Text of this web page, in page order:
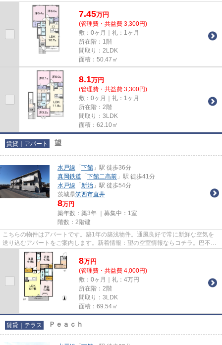
くて便利。賃貸住宅をお探しの...
7.45万円
(管理費・共益費 3,300円)
敷：0ヶ月｜礼：1ヶ月
所在階：1階
間取り：2LDK
面積：50.47㎡
8.1万円
(管理費・共益費 3,300円)
敷：0ヶ月｜礼：1ヶ月
所在階：2階
間取り：3LDK
面積：62.10㎡
賃貸｜アパート 望
水戸線 「 下館 」駅 徒歩36分
真岡鉄道 「 下館二高前 」駅 徒歩41分
水戸線 「 新治 」駅 徒歩54分
茨城県筑西市直井
8万円
築年数：築3年 ｜募集中： 1室
階数：2階建
こちらの物件はアパートです。築1年の築浅物件。通風良好で常に新鮮な空気を
送り込むアパートをご案内します。新着情報：望の空室情報ならコチラ。巴不動
産では、水戸線下館を中心に数...
8万円
(管理費・共益費 4,000円)
敷：0ヶ月｜礼：4万円
所在階：2階
間取り：3LDK
面積：69.54㎡
賃貸｜テラス Ｐｅａｃｈ